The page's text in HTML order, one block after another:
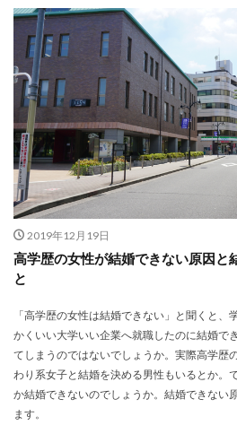
2019年12月19日
高学歴の女性が結婚できない原因と
と
「高学歴の女性は結婚できない」と聞くと、
かくいい大学いい企業へ就職したのに結婚で
てしまうのではないでしょうか。実際高学歴
わり系女子と結婚を決める男性もいるとか。
か結婚できないのでしょうか。結婚できない
ます。